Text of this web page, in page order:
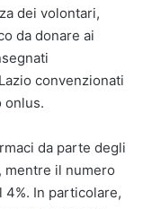
dei volontari,
da donare ai
convenzionati
onlus.
da parte degli
mentre il numero
In particolare,